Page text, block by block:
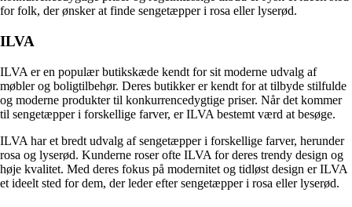
for folk, der ønsker at finde sengetæpper i rosa eller lyserød.
ILVA
ILVA er en populær butikskæde kendt for sit moderne udvalg af
møbler og boligtilbehør. Deres butikker er kendt for at tilbyde stilfulde
og moderne produkter til konkurrencedygtige priser. Når det kommer
til sengetæpper i forskellige farver, er ILVA bestemt værd at besøge.
ILVA har et bredt udvalg af sengetæpper i forskellige farver, herunder
rosa og lyserød. Kunderne roser ofte ILVA for deres trendy design og
høje kvalitet. Med deres fokus på modernitet og tidløst design er ILVA
et ideelt sted for dem, der leder efter sengetæpper i rosa eller lyserød.